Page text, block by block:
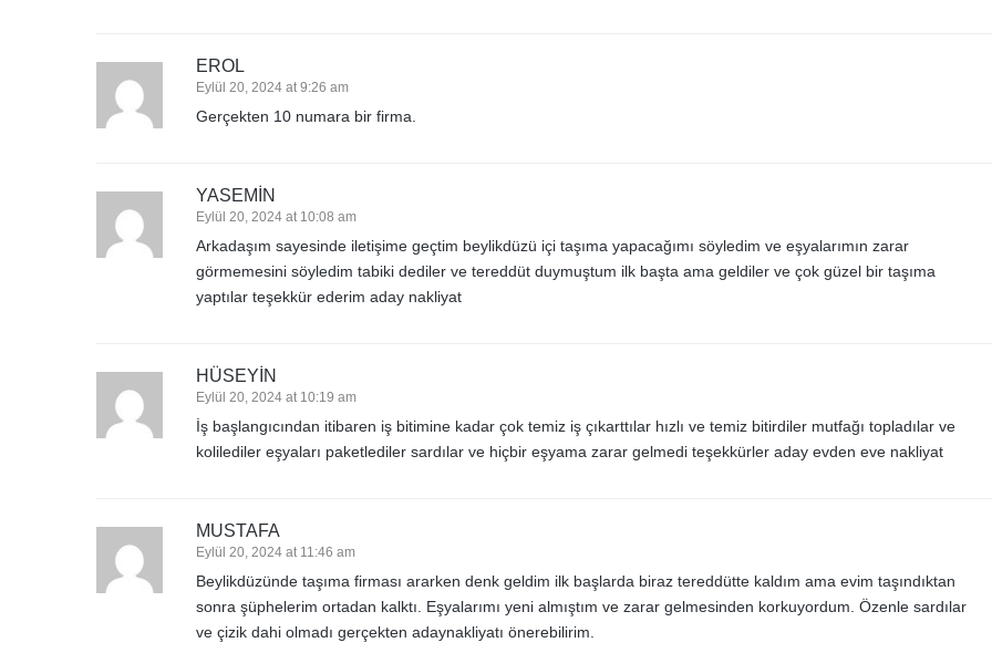
EROL
Eylül 20, 2024 at 9:26 am
Gerçekten 10 numara bir firma.
YASEMIN
Eylül 20, 2024 at 10:08 am
Arkadaşım sayesinde iletişime geçtim beylikdüzü içi taşıma yapacağımı söyledim ve eşyalarımın zarar
görmemesini söyledim tabiki dediler ve tereddüt duymuştum ilk başta ama geldiler ve çok güzel bir taşıma
yaptılar teşekkür ederim aday nakliyat
HÜSEYIN
Eylül 20, 2024 at 10:19 am
İş başlangıcından itibaren iş bitimine kadar çok temiz iş çıkarttılar hızlı ve temiz bitirdiler mutfağı topladılar ve
kolilediler eşyaları paketlediler sardılar ve hiçbir eşyama zarar gelmedi teşekkürler aday evden eve nakliyat
MUSTAFA
Eylül 20, 2024 at 11:46 am
Beylikdüzünde taşıma firması ararken denk geldim ilk başlarda biraz tereddütte kaldım ama evim taşındıktan
sonra şüphelerim ortadan kalktı. Eşyalarımı yeni almıştım ve zarar gelmesinden korkuyordum. Özenle sardılar
ve çizik dahi olmadı gerçekten adaynakliyatı önerebilirim.